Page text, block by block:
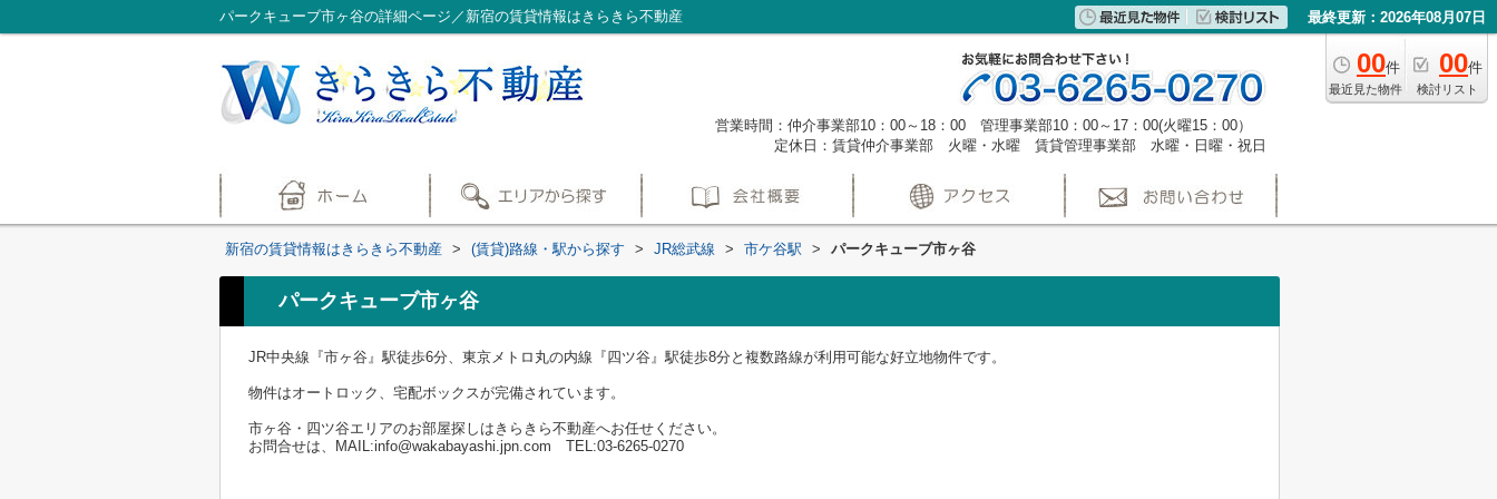
パークキューブ市ヶ谷の詳細ページ／新宿の賃貸情報はきらきら不動産 最終更新：2026年08月07日
00件
最近見た物件
00件
検討リスト
営業時間：仲介事業部10：00～18：00 管理事業部10：00～17：00(火曜15：00）
定休日：賃貸仲介事業部 火曜・水曜 賃貸管理事業部 水曜・日曜・祝日
新宿の賃貸情報はきらきら不動産 > (賃貸)路線・駅から探す > JR総武線 > 市ケ谷駅 > パークキューブ市ヶ谷
パークキューブ市ヶ谷
JR中央線『市ヶ谷』駅徒歩6分、東京メトロ丸の内線『四ツ谷』駅徒歩8分と複数路線が利用可能な好立地物件です。
物件はオートロック、宅配ボックスが完備されています。
市ヶ谷・四ツ谷エリアのお部屋探しはきらきら不動産へお任せください。
お問合せは、MAIL:info@wakabayashi.jpn.com TEL:03-6265-0270